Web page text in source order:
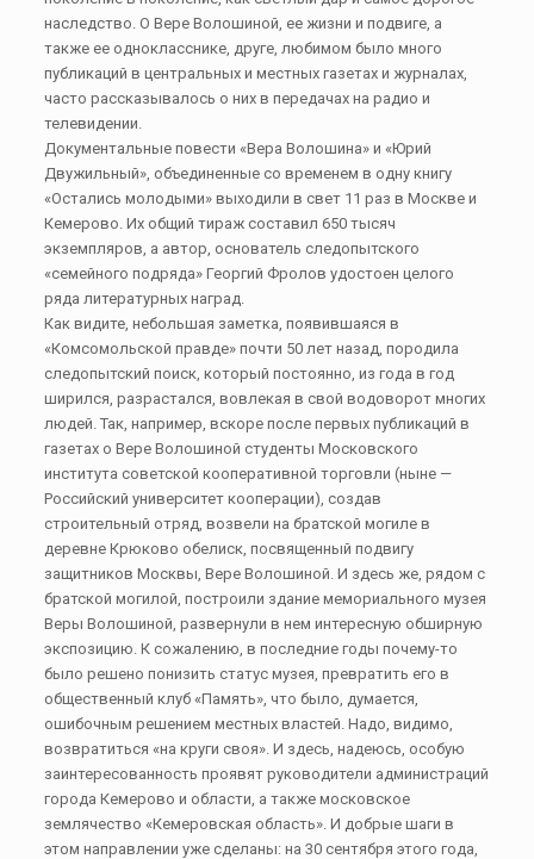
наследство. О Вере Волошиной, ее жизни и подвиге, а
также ее однокласснике, друге, любимом было много
публикаций в центральных и местных газетах и журналах,
часто рассказывалось о них в передачах на радио и
телевидении.
Документальные повести «Вера Волошина» и «Юрий
Двужильный», объединенные со временем в одну книгу
«Остались молодыми» выходили в свет 11 раз в Москве и
Кемерово. Их общий тираж составил 650 тысяч
экземпляров, а автор, основатель следопытского
«семейного подряда» Георгий Фролов удостоен целого
ряда литературных наград.
Как видите, небольшая заметка, появившаяся в
«Комсомольской правде» почти 50 лет назад, породила
следопытский поиск, который постоянно, из года в год
ширился, разрастался, вовлекая в свой водоворот многих
людей. Так, например, вскоре после первых публикаций в
газетах о Вере Волошиной студенты Московского
института советской кооперативной торговли (ныне —
Российский университет кооперации), создав
строительный отряд, возвели на братской могиле в
деревне Крюково обелиск, посвященный подвигу
защитников Москвы, Вере Волошиной. И здесь же, рядом с
братской могилой, построили здание мемориального музея
Веры Волошиной, развернули в нем интересную обширную
экспозицию. К сожалению, в последние годы почему-то
было решено понизить статус музея, превратить его в
общественный клуб «Память», что было, думается,
ошибочным решением местных властей. Надо, видимо,
возвратиться «на круги своя». И здесь, надеюсь, особую
заинтересованность проявят руководители администраций
города Кемерово и области, а также московское
землячество «Кемеровская область». И добрые шаги в
этом направлении уже сделаны: на 30 сентября этого года,